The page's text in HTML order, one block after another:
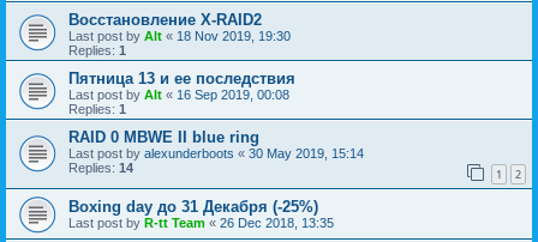
Восстановление X-RAID2
Last post by Alt « 18 Nov 2019, 19:30
Replies: 1
Пятница 13 и ее последствия
Last post by Alt « 16 Sep 2019, 00:08
Replies: 1
RAID 0 MBWE II blue ring
Last post by alexunderboots « 30 May 2019, 15:14
Replies: 14 1 2
Boxing day до 31 Декабря (-25%)
Last post by R-tt Team « 26 Dec 2018, 13:35